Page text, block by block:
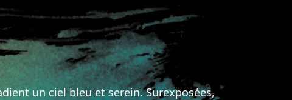
un ciel bleu et serein. Surexposées,